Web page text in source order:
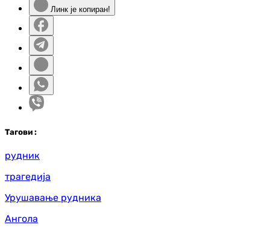
Линк је копиран!
Тагови :
рудник
трагедија
Урушавање рудника
Ангола